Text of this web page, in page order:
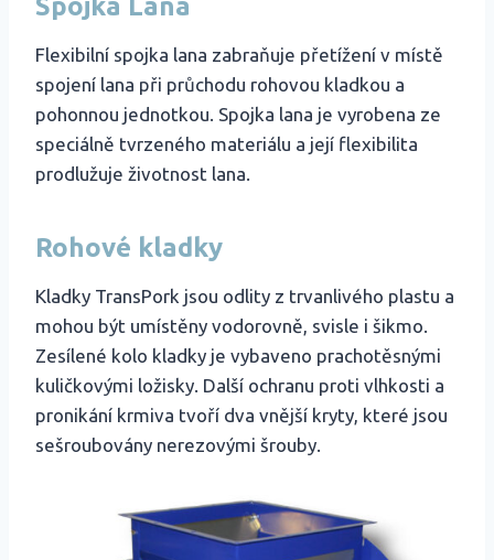
Spojka Lana
Flexibilní spojka lana zabraňuje přetížení v místě
spojení lana při průchodu rohovou kladkou a
pohonnou jednotkou. Spojka lana je vyrobena ze
speciálně tvrzeného materiálu a její flexibilita
prodlužuje životnost lana.
Rohové kladky
Kladky TransPork jsou odlity z trvanlivého plastu a
mohou být umístěny vodorovně, svisle i šikmo.
Zesílené kolo kladky je vybaveno prachotěsnými
kuličkovými ložisky. Další ochranu proti vlhkosti a
pronikání krmiva tvoří dva vnější kryty, které jsou
sešroubovány nerezovými šrouby.